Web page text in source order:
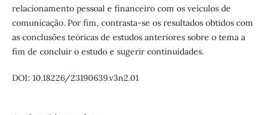
relacionamento pessoal e financeiro com os veículos de
comunicação. Por fim, contrasta-se os resultados obtidos com
as conclusões teóricas de estudos anteriores sobre o tema a
fim de concluir o estudo e sugerir continuidades.
DOI: 10.18226/23190639.v3n2.01